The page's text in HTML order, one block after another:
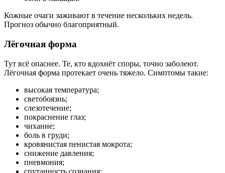
Кожные очаги заживают в течение нескольких недель.
Прогноз обычно благоприятный.
Лёгочная форма
Тут всё опаснее. Те, кто вдохнёт споры, точно заболеют.
Лёгочная форма протекает очень тяжело. Симптомы такие:
высокая температура;
светобоязнь;
слезотечение;
покраснение глаз;
чихание;
боль в груди;
кровянистая пенистая мокрота;
снижение давления;
пневмония;
спутанность сознания;